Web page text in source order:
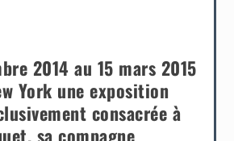
2014 au 15 mars 2015
York une exposition
consacrée à
sa compagne